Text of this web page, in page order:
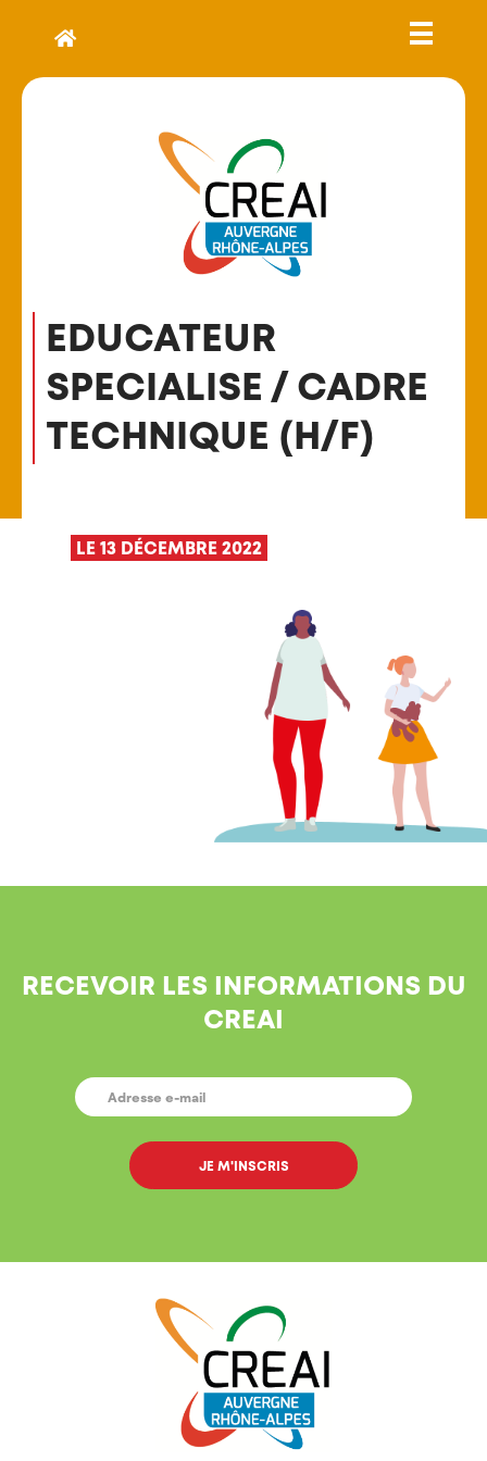
EDUCATEUR
SPECIALISE / CADRE
TECHNIQUE (H/F)
LE 13 DÉCEMBRE 2022
RECEVOIR LES INFORMATIONS DU
CREAI
E-
MAIL *